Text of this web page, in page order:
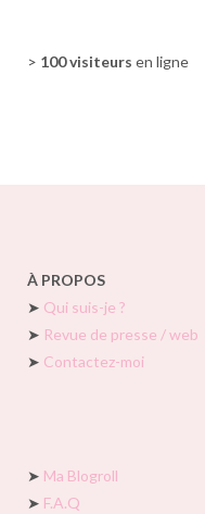
> 100 visiteurs en ligne
À PROPOS
➤ Qui suis-je ?
➤ Revue de presse / web
➤ Contactez-moi
➤ Ma Blogroll
➤ F.A.Q